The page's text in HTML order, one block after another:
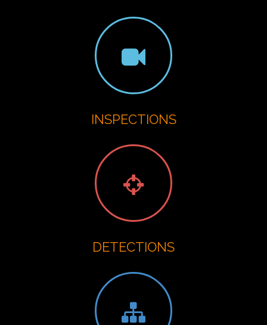
INSPECTIONS
DETECTIONS